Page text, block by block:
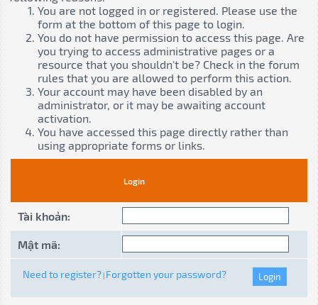
You are not logged in or registered. Please use the
form at the bottom of this page to login.
You do not have permission to access this page. Are
you trying to access administrative pages or a
resource that you shouldn't be? Check in the forum
rules that you are allowed to perform this action.
Your account may have been disabled by an
administrator, or it may be awaiting account
activation.
You have accessed this page directly rather than
using appropriate forms or links.
Login
Tài khoản:
Mật mã:
Need to register? Forgotten your password?